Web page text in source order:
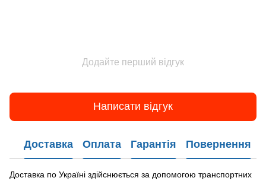
Додайте перший відгук
Написати відгук
Доставка Оплата Гарантія Повернення
Доставка по Україні здійснюється за допомогою транспортних